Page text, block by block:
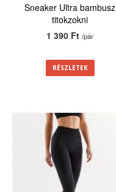
Sneaker Ultra bambusz
titokzokni
1 390 Ft/pár
RÉSZLETEK